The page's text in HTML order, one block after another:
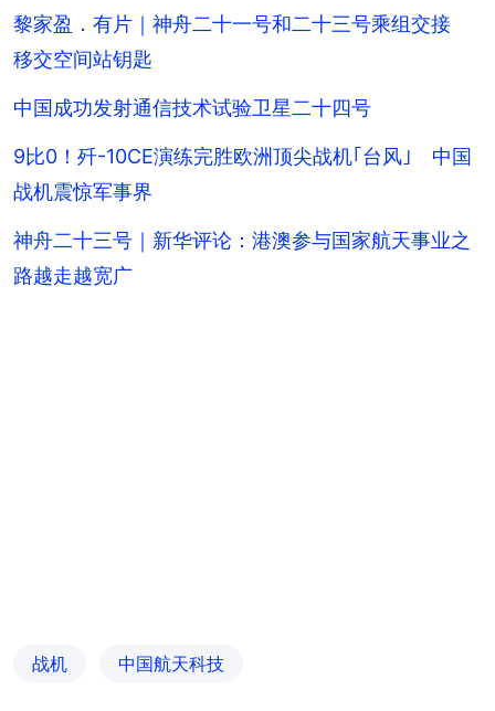
黎家盈．有片｜神舟二十一号和二十三号乘组交接
移交空间站钥匙
中国成功发射通信技术试验卫星二十四号
9比0！歼-10CE演练完胜欧洲顶尖战机｢台风｣ 中国
战机震惊军事界
神舟二十三号｜新华评论：港澳参与国家航天事业之
路越走越宽广
战机 中国航天科技